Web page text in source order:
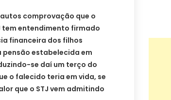
comprovação que o
tem entendimento firmado
financeira dos filhos
pensão estabelecida em
se daí um terço do
o falecido teria em vida, se
que o STJ vem admitindo